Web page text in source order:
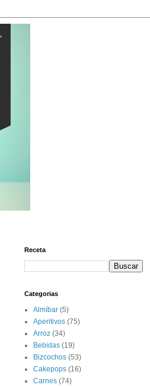
Receta
Categorias
Almíbar (5)
Aperitivos (75)
Arroz (34)
Bebidas (19)
Bizcochos (53)
Cakepops (16)
Carnes (74)